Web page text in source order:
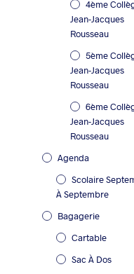
4ème
Jean-Jacques
Rousseau
5ème
Jean-Jacques
Rousseau
6ème
Jean-Jacques
Rousseau
Agenda
Scolaire
À Septembre
Bagagerie
Cartable
Sac À Dos